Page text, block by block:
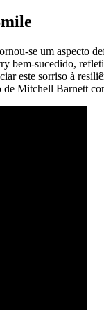
se um aspecto
bem-sucedido,
este sorriso à
Mitchell Barnett